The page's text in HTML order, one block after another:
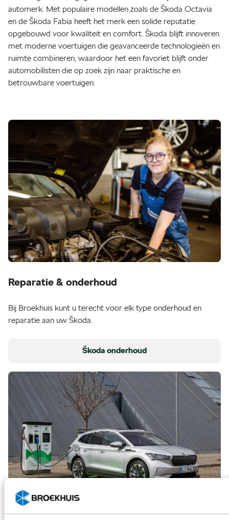
automerk. Met populaire modellen zoals de Škoda Octavia
en de Škoda Fabia heeft het merk een solide reputatie
opgebouwd voor kwaliteit en comfort. Škoda blijft innoveren
met moderne voertuigen die geavanceerde technologieën en
ruimte combineren, waardoor het een favoriet blijft onder
automobilisten die op zoek zijn naar praktische en
betrouwbare voertuigen.
Reparatie & onderhoud
Bij Broekhuis kunt u terecht voor elk type onderhoud en
reparatie aan uw Škoda.
Škoda onderhoud